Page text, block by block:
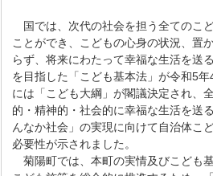
国では、次代の社会を担う全てのこ
ことができ、こどもの心身の状況、置
らず、将来にわたって幸福な生活を送
を目指した「こども基本法」が令和5
には「こども大綱」が閣議決定され、
的・精神的・社会的に幸福な生活を送
んなか社会」の実現に向けて自治体こ
必要性が示されました。
菊陽町では、本町の実情及びこども